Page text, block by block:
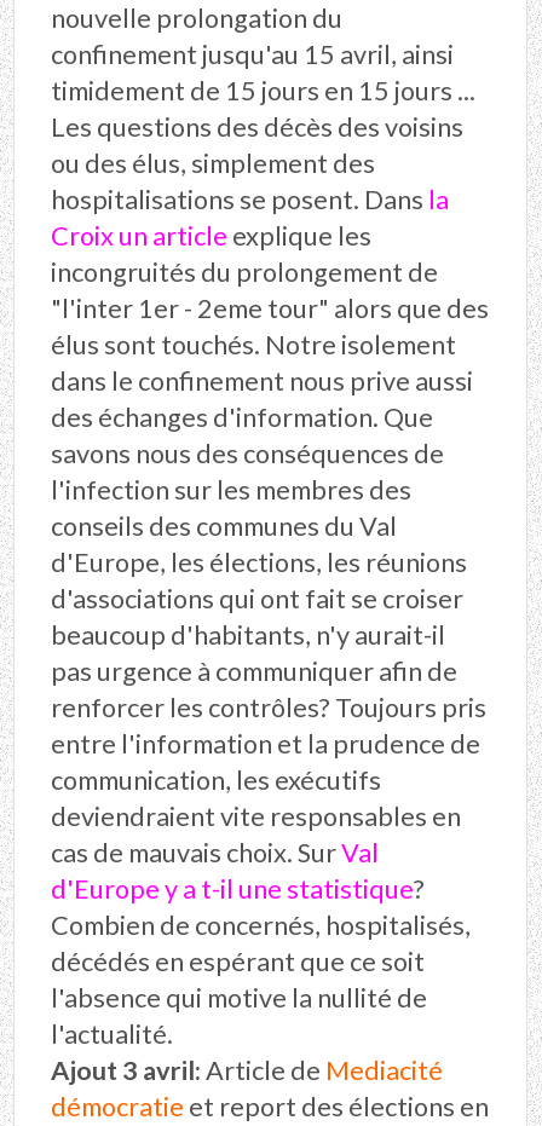
nouvelle prolongation du
confinement jusqu'au 15 avril, ainsi
timidement de 15 jours en 15 jours ...
Les questions des décès des voisins
ou des élus, simplement des
hospitalisations se posent. Dans la
Croix un article explique les
incongruités du prolongement de
"l'inter 1er - 2eme tour" alors que des
élus sont touchés. Notre isolement
dans le confinement nous prive aussi
des échanges d'information. Que
savons nous des conséquences de
l'infection sur les membres des
conseils des communes du Val
d'Europe, les élections, les réunions
d'associations qui ont fait se croiser
beaucoup d'habitants, n'y aurait-il
pas urgence à communiquer afin de
renforcer les contrôles? Toujours pris
entre l'information et la prudence de
communication, les exécutifs
deviendraient vite responsables en
cas de mauvais choix. SurVal
d'Europe y a t-il une statistique?
Combien de concernés, hospitalisés,
décédés en espérant que ce soit
l'absence qui motive la nullité de
l'actualité.
Ajout 3 avril:Article de Mediacité
démocratie et report des élections en